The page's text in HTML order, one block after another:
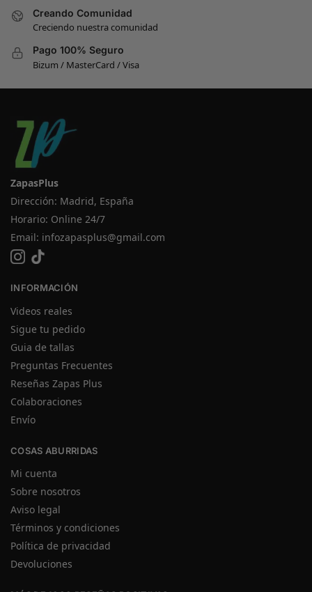
Creando Comunidad
Creciendo nuestra comunidad
Pago 100% Seguro
Bizum / MasterCard / Visa
ZapasPlus
Dirección: Madrid, España
Horario: Online 24/7
Email: infozapasplus@gmail.com
INFORMACIÓN
Videos reales
Sigue tu pedido
Guia de tallas
Preguntas Frecuentes
Reseñas Zapas Plus
Colaboraciones
Envío
COSAS ABURRIDAS
Mi cuenta
Sobre nosotros
Aviso legal
Términos y condiciones
Política de privacidad
Devoluciones